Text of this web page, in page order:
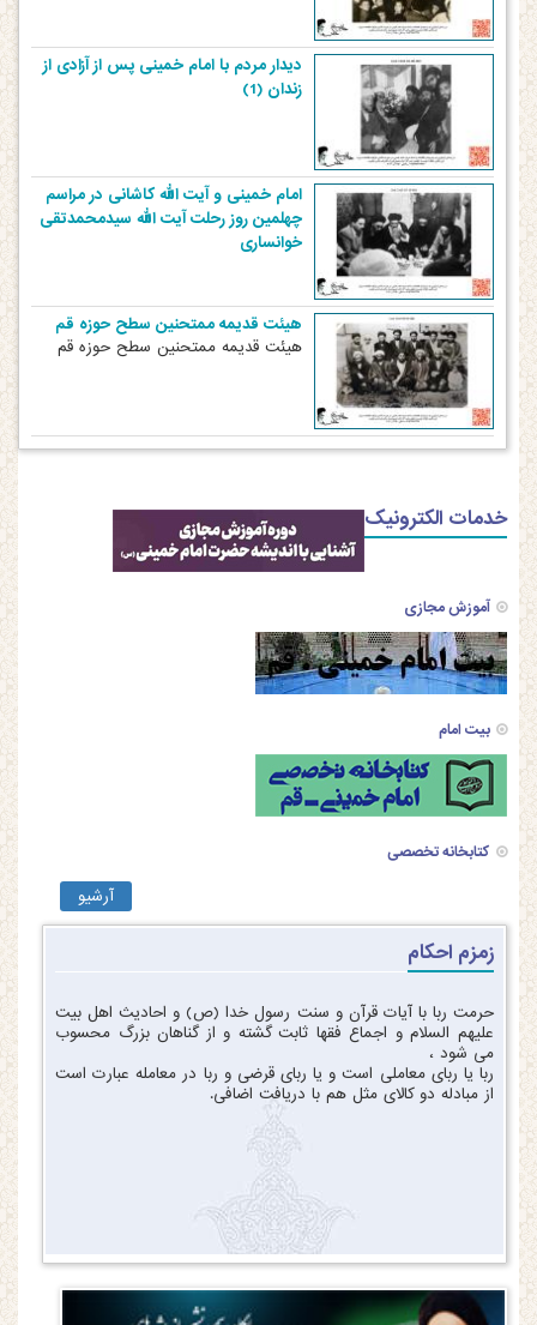
دیدار مردم با امام خمینی پس از آزادی از
زندان (1)
امام خمینی و آیت الله کاشانی در مراسم
چهلمین روز رحلت آیت الله سیدمحمدتقی
خوانساری
هیئت قدیمه ممتحنین سطح حوزه قم
هیئت قدیمه ممتحنین سطح حوزه قم
خدمات الکترونیک
آرشیو
آموزش مجازی
بیت امام
کتابخانه تخصصی
زمزم احکام
حرمت ربا با آیات قرآن و سنت رسول خدا (ص) و احادیث اهل بیت
علیهم السلام و اجماع فقها ثابت گشته و از گناهان بزرگ محسوب
می شود ،
ربا یا ربای معاملی است و یا ربای قرضی و ربا در معامله عبارت است
از مبادله دو کالای مثل هم با دریافت اضافی.